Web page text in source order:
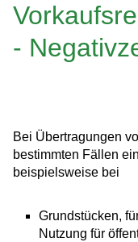
-
Bei Übertragungen
bestimmten Fällen
beispielsweise bei
Grundstücken,
Nutzung für